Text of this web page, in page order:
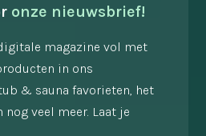
onze nieuwsbrief!
magazine vol met
in ons
& sauna favorieten, het
nog veel meer. Laat je